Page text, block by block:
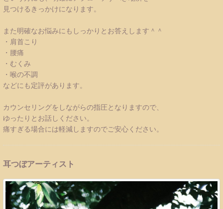
見つけるきっかけになります。
また明確なお悩みにもしっかりとお答えします＾＾
・肩首こり
・腰痛
・むくみ
・喉の不調
などにも定評があります。
カウンセリングをしながらの指圧となりますので、
ゆったりとお話しください。
痛すぎる場合には軽減しますのでご安心ください。
耳つぼアーティスト